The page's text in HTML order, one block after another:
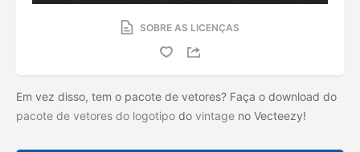
SOBRE AS LICENÇAS
Em vez disso, tem o pacote de vetores? Faça o download do
pacote de vetores do logotipo do vintage no Vecteezy!